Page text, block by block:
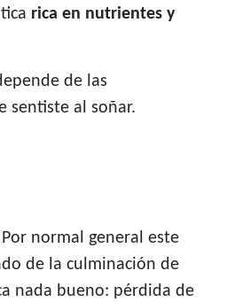
rica en nutrientes y
de las
sentiste al soñar.
normal general este
de la culminación de
nada bueno: pérdida de